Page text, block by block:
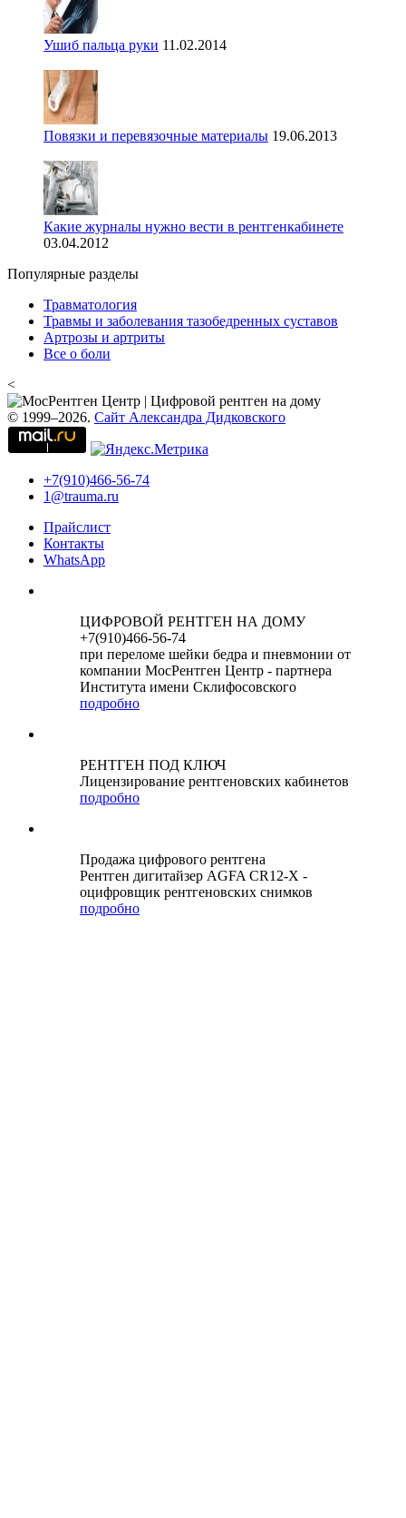
Ушиб пальца руки 11.02.2014
Повязки и перевязочные материалы 19.06.2013
Какие журналы нужно вести в рентгенкабинете
03.04.2012
Популярные разделы
Травматология
Травмы и заболевания тазобедренных суставов
Артрозы и артриты
Все о боли
<
© 1999–2026. Сайт Александра Дидковского
+7(910)466-56-74
1@trauma.ru
Прайслист
Контакты
WhatsApp
ЦИФРОВОЙ РЕНТГЕН НА ДОМУ
+7(910)466-56-74
при переломе шейки бедра и пневмонии от
компании МосРентген Центр - партнера
Института имени Склифосовского
подробно
РЕНТГЕН ПОД КЛЮЧ
Лицензирование рентгеновских кабинетов
подробно
Продажа цифрового рентгена
Рентген дигитайзер AGFA CR12-X -
оцифровщик рентгеновских снимков
подробно